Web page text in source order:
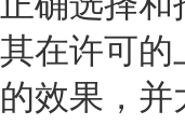
其在许可的
的效果，